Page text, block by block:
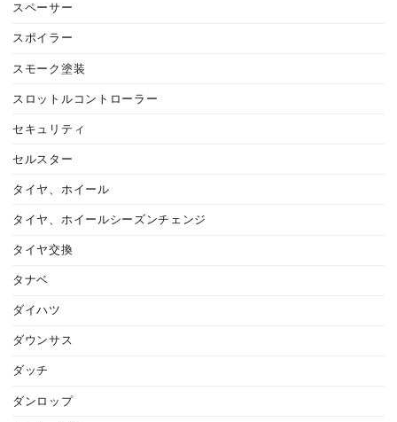
スペーサー
スポイラー
スモーク塗装
スロットルコントローラー
セキュリティ
セルスター
タイヤ、ホイール
タイヤ、ホイールシーズンチェンジ
タイヤ交換
タナベ
ダイハツ
ダウンサス
ダッチ
ダンロップ